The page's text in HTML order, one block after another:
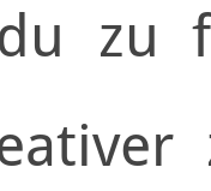
zu